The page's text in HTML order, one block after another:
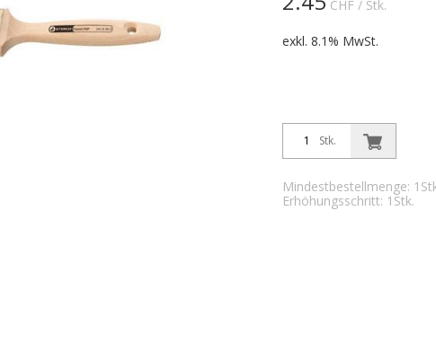
CHF / Stk.
exkl. 8.1% MwSt.
Stk.
Mindestbestellmenge:
Erhöhungsschritt: 1Stk.